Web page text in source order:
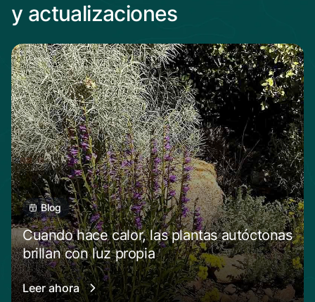
y actualizaciones
Blog
Cuando hace calor, las plantas autóctonas
brillan con luz propia
Leer ahora